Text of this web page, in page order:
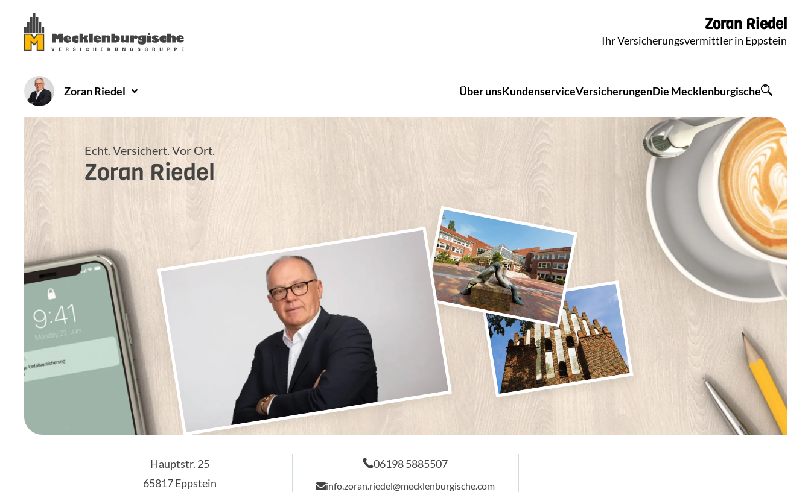
Zoran Riedel
Ihr Versicherungsvermittler in Eppstein
ZoranRiedel Über unsKundenserviceVersicherungenDie Mecklenburgische
Zoran Riedel
Echt. Versichert. Vor Ort.
Hauptstr. 25
65817Eppstein
06198 5885507
info.zoran.riedel@mecklenburgische.com